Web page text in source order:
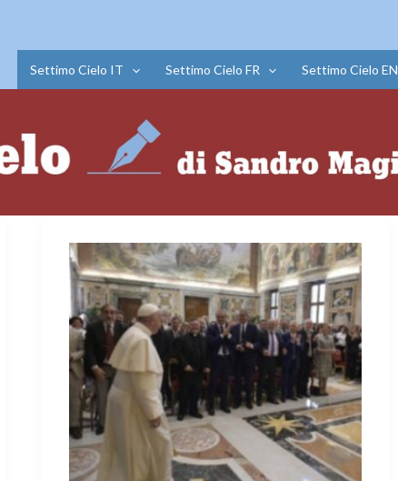
Settimo Cielo IT Settimo Cielo FR Settimo Cielo EN